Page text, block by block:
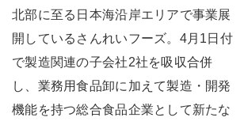
北部に至る日本海沿岸エリアで事業展
開しているさんれいフーズ。4月1日付
で製造関連の子会社2社を吸収合併
し、業務用食品卸に加えて製造・開発
機能を持つ総合食品企業として新たな